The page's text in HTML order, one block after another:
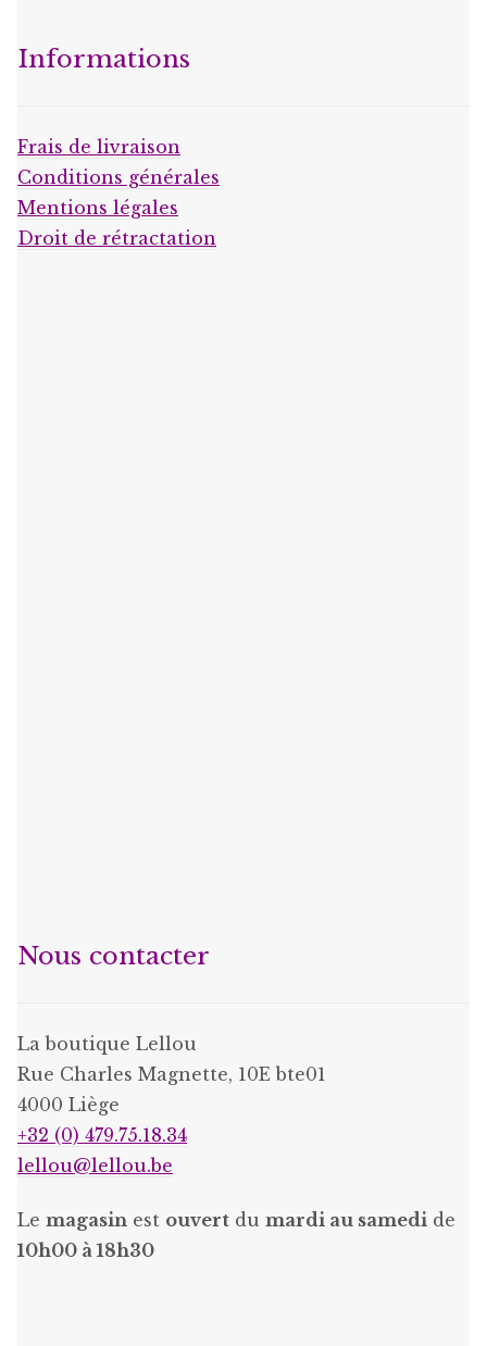
Informations
Frais de livraison
Conditions générales
Mentions légales
Droit de rétractation
Nous contacter
La boutique Lellou
Rue Charles Magnette, 10E bte01
4000 Liège
+32 (0) 479.75.18.34
lellou@lellou.be
Le magasin est ouvert du mardi au samedi de
10h00 à 18h30